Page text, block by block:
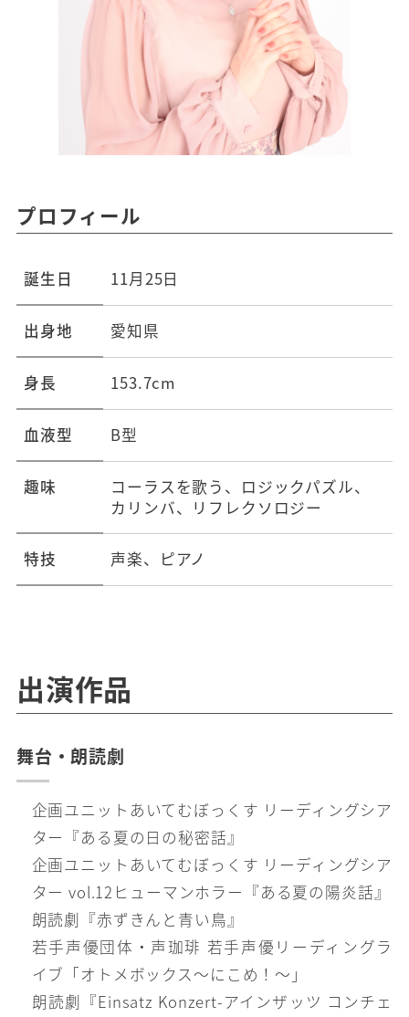
プロフィール
誕生日 11月25日
出身地 愛知県
身長 153.7cm
血液型 B型
趣味
コーラスを歌う、ロジックパズル、
カリンバ、リフレクソロジー
特技 声楽、ピアノ
出演作品
舞台・朗読劇
企画ユニットあいてむぼっくす リーディングシア
ター『ある夏の日の秘密話』
企画ユニットあいてむぼっくす リーディングシア
ター vol.12ヒューマンホラー『ある夏の陽炎話』
朗読劇『赤ずきんと青い鳥』
若手声優団体・声珈琲 若手声優リーディングラ
イブ「オトメボックス～にこめ！～」
朗読劇『Einsatz Konzert-アインザッツ コンチェ